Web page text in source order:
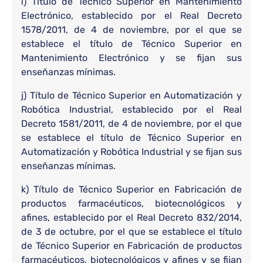
Electrónico, establecido por el Real Decreto
1578/2011, de 4 de noviembre, por el que se
establece el título de Técnico Superior en
Mantenimiento Electrónico y se fijan sus
enseñanzas mínimas.
j) Título de Técnico Superior en Automatización y
Robótica Industrial, establecido por el Real
Decreto 1581/2011, de 4 de noviembre, por el que
se establece el título de Técnico Superior en
Automatización y Robótica Industrial y se fijan sus
enseñanzas mínimas.
k) Título de Técnico Superior en Fabricación de
productos farmacéuticos, biotecnológicos y
afines, establecido por el Real Decreto 832/2014,
de 3 de octubre, por el que se establece el título
de Técnico Superior en Fabricación de productos
farmacéuticos, biotecnológicos y afines y se fijan